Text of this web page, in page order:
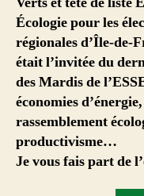
Écologie pour les
régionales d’Île-de-
était l’invitée du
des Mardis de
économies
rassemblement
productivisme…
Je vous fais part de